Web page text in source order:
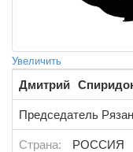
Увеличить
Дмитрий
Председатель
Страна: РОССИЯ